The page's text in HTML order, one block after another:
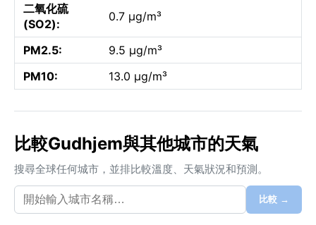
二氧化硫
(SO2):
0.7 µg/m³
PM2.5:
9.5 µg/m³
PM10:
13.0 µg/m³
比較Gudhjem與其他城市的天氣
搜尋全球任何城市，並排比較溫度、天氣狀況和預測。
比較 →